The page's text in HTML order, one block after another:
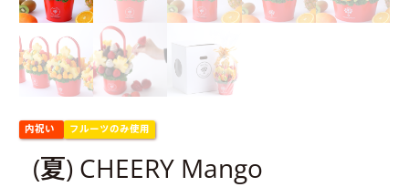
内祝い フルーツのみ使用
(夏) CHEERY Mango